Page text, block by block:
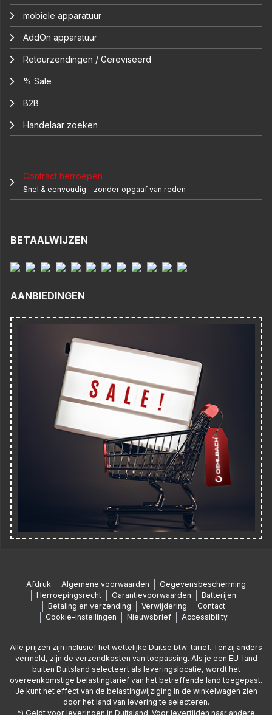
mobiele apparatuur
AddOn apparatuur
Retourzendingen / Gereviseerd
% Sale
B2B
Handelaar zoeken
Contract herroepen
Snel & eenvoudig - zonder opgaaf van reden
BETAALWIJZEN
AANBIEDINGEN
Afdruk Algemene voorwaarden
Gegevensbescherming
Herroepingsrecht
Garantievoorwaarden
Batterijen
Betaling en verzending
Verwijdering
Contact
Cookie-instellingen
Nieuwsbrief Accessibility
Alle prijzen zijn inclusief het wettelijke Duitse btw-tarief. Tenzij anders
vermeld, zijn de verzendkosten van toepassing. Als je een EU-land
buiten Duitsland selecteert als leveringslocatie, wordt het
overeenkomstige belastingtarief van het betreffende land toegepast.
Je kunt het effect van de belastingwijziging in de winkelwagen zien
door het land van levering te selecteren.
*) Geldt voor leveringen in Duitsland. Voor levertijden naar andere